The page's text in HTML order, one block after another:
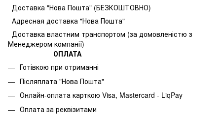
Доставка "Нова Пошта" (БЕЗКОШТОВНО)
Адресная доставка "Нова Пошта"
Доставка властним транспортом (за домовленістю з
Менеджером компанії)
ОПЛАТА
Готівкою при отриманні
Післяплата "Нова Пошта"
Онлайн-оплата карткою Visa, Mastercard - LiqPay
Оплата за реквізитами